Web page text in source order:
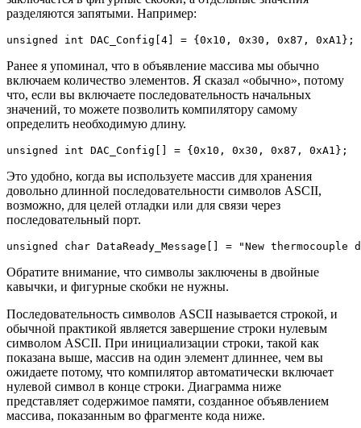
разделяются запятыми. Например:
unsigned int DAC_Config 4 = { 0x10 , 0x30 , 0x87 , 0xA1 } ;
Ранее я упоминал, что в объявление массива мы обычно
включаем количество элементов. Я сказал «обычно», потому
что, если вы включаете последовательность начальных
значений, то можете позволить компилятору самому
определить необходимую длину.
unsigned int DAC_Config = { 0x10 , 0x30 , 0x87 , 0xA1 } ;
Это удобно, когда вы используете массив для хранения
довольно длинной последовательности символов ASCII,
возможно, для целей отладки или для связи через
последовательный порт.
unsigned char DataReady_Message = "New
Обратите внимание, что символы заключены в двойные
кавычки, и фигурные скобки не нужны.
Последовательность символов ASCII называется строкой, и
обычной практикой является завершение строки нулевым
символом ASCII. При инициализации строки, такой как
показана выше, массив на один элемент длиннее, чем вы
ожидаете потому, что компилятор автоматически включает
нулевой символ в конце строки. Диаграмма ниже
представляет содержимое памяти, созданное объявлением
массива, показанным во фрагменте кода ниже.